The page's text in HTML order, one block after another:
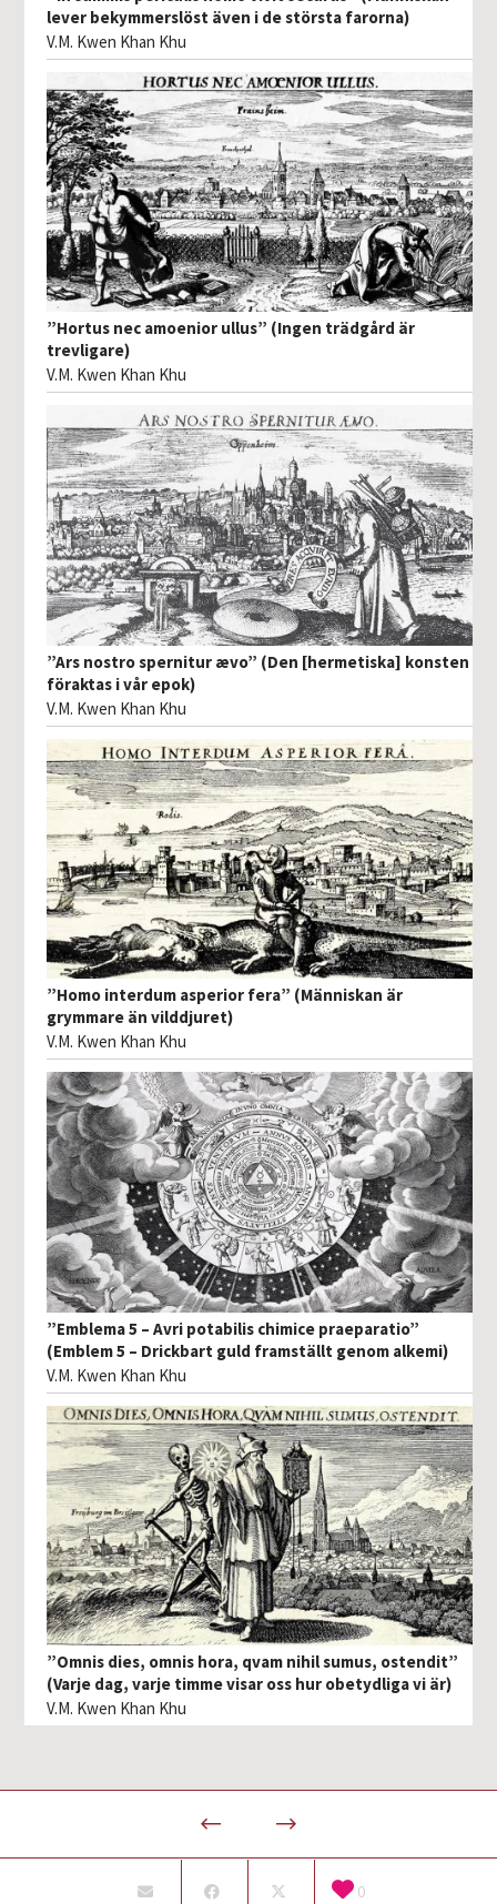
lever bekymmerslöst även i de största farorna)
V.M. Kwen Khan Khu
”Hortus nec amoenior ullus” (Ingen trädgård är
trevligare)
V.M. Kwen Khan Khu
”Ars nostro spernitur ævo” (Den [hermetiska] konsten
föraktas i vår epok)
V.M. Kwen Khan Khu
”Homo interdum asperior fera” (Människan är
grymmare än vilddjuret)
V.M. Kwen Khan Khu
”Emblema 5 – Avri potabilis chimice praeparatio”
(Emblem 5 – Drickbart guld framställt genom alkemi)
V.M. Kwen Khan Khu
”Omnis dies, omnis hora, qvam nihil sumus, ostendit”
(Varje dag, varje timme visar oss hur obetydliga vi är)
V.M. Kwen Khan Khu
0